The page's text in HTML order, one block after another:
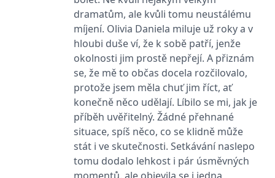
dramatům, ale kvůli tomu neustálému
míjení. Olivia Daniela miluje už roky a v
hloubi duše ví, že k sobě patří, jenže
okolnosti jim prostě nepřejí. A přiznám
se, že mě to občas docela rozčilovalo,
protože jsem měla chuť jim říct, ať
konečně něco udělají. Líbilo se mi, jak je
příběh uvěřitelný. Žádné přehnané
situace, spíš něco, co se klidně může
stát i ve skutečnosti. Setkávání naslepo
tomu dodalo lehkost i pár úsměvných
se měly zobrazovat a
které by mohly být
koncového uživatele,
který si prohlíží web.
Microsoft
.clarity.ms
1 rok
Tento soubor cookie je v
Microsoftu široce
používán jako jedinečný
identifikátor uživatele.
Lze jej nastavit pomocí
vložených skriptů
Microsoft. Široce se věří,
že se synchronizuje s
mnoha různými
doménami společnosti
Microsoft, což umožňuje
sledování uživatelů.
Toto je velmi běžný